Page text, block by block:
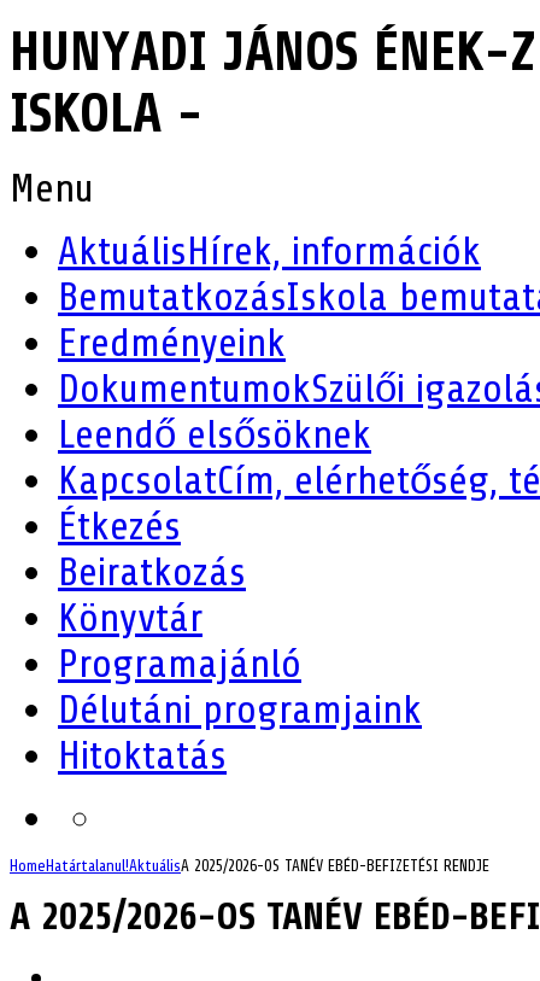
HUNYADI JÁNOS ÉNEK-
ISKOLA -
Menu
AktuálisHírek, információk
BemutatkozásIskola
Eredményeink
DokumentumokSzülői
Leendő elsősöknek
KapcsolatCím, elérhetőség,
Étkezés
Beiratkozás
Könyvtár
Programajánló
Délutáni programjaink
Hitoktatás
Home Határtalanul!AktuálisA 2025/2026-OS TANÉV EBÉD-BEFIZETÉSI RENDJE
A 2025/2026-OS TANÉV EBÉD-